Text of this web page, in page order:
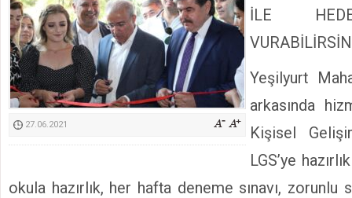
İyi Parti Yüreğir İlçe Başkanı Enis Akyürek
Kimyasallardan Koruma Derneği Başkanı Cennet Çelik
27.06.2021
İLE
Yeşilyurt
arkasında
Kişisel
LGS’ye
okula hazırlık, her hafta deneme sınavı,